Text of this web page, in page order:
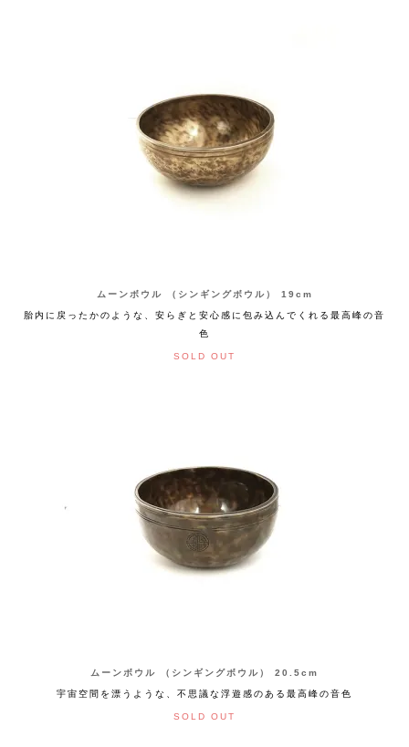
ムーンボウル （シンギングボウル） 19cm
胎内に戻ったかのような、安らぎと安心感に包み込んでくれる最高峰の音
色
SOLD OUT
ムーンボウル （シンギングボウル） 20.5cm
宇宙空間を漂うような、不思議な浮遊感のある最高峰の音色
SOLD OUT